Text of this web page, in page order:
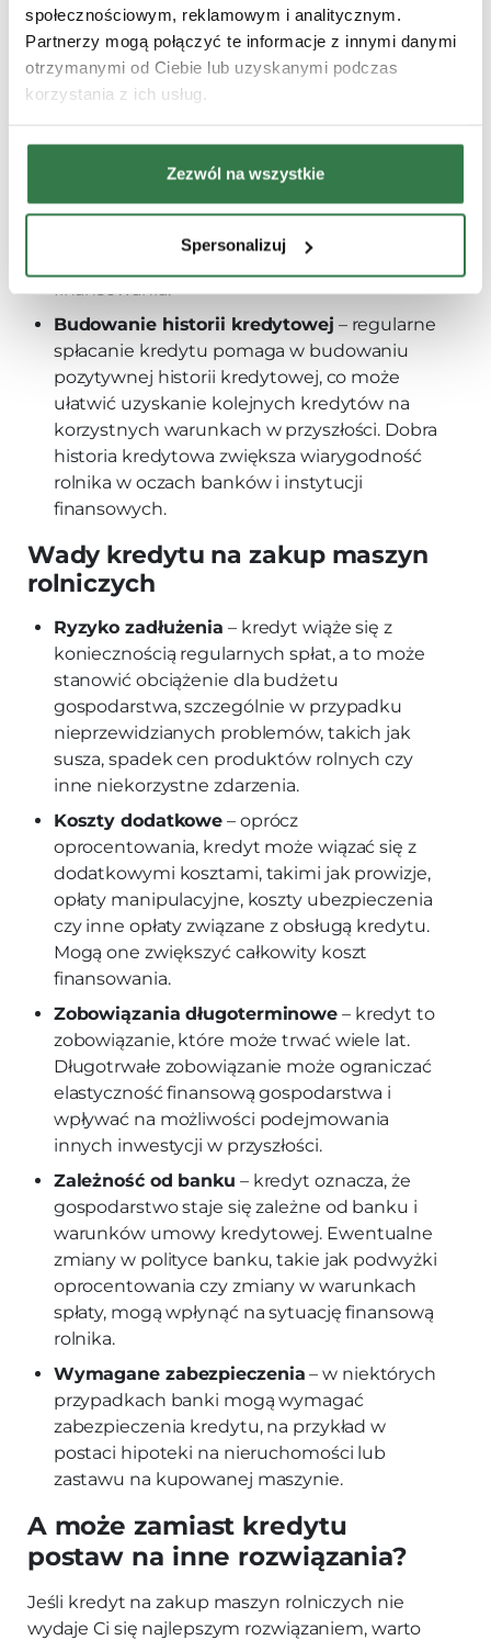
społecznościowym, reklamowym i analitycznym.
Partnerzy mogą połączyć te informacje z innymi danymi
otrzymanymi od Ciebie lub uzyskanymi podczas
korzystania z ich usług.
Zezwól na wszystkie
Spersonalizuj
kredytowe dla rolników, w tym niższe
oprocentowanie, elastyczne warunki spłaty
oraz możliwość dostosowania
harmonogramu spłat do sezonowości
– w przypadku kredytów na
zakup maszyn rolniczych często można
skorzystać z różnych programów
Budowanie historii kredytowej – regularne
spłacanie kredytu pomaga w budowaniu
pozytywnej historii kredytowej, co może
ułatwić uzyskanie kolejnych kredytów na
korzystnych warunkach w przyszłości. Dobra
historia kredytowa zwiększa wiarygodność
rolnika w oczach banków i instytucji
finansowych.
Wady kredytu na zakup maszyn
rolniczych
Ryzyko zadłużenia – kredyt wiąże się z
koniecznością regularnych spłat, a to może
stanowić obciążenie dla budżetu
gospodarstwa, szczególnie w przypadku
nieprzewidzianych problemów, takich jak
susza, spadek cen produktów rolnych czy
inne niekorzystne zdarzenia.
Koszty dodatkowe – oprócz
oprocentowania, kredyt może wiązać się z
dodatkowymi kosztami, takimi jak prowizje,
opłaty manipulacyjne, koszty ubezpieczenia
czy inne opłaty związane z obsługą kredytu.
Mogą one zwiększyć całkowity koszt
finansowania.
Zobowiązania długoterminowe – kredyt to
zobowiązanie, które może trwać wiele lat.
Długotrwałe zobowiązanie może ograniczać
elastyczność finansową gospodarstwa i
wpływać na możliwości podejmowania
innych inwestycji w przyszłości.
Zależność od banku – kredyt oznacza, że
gospodarstwo staje się zależne od banku i
warunków umowy kredytowej. Ewentualne
zmiany w polityce banku, takie jak podwyżki
oprocentowania czy zmiany w warunkach
spłaty, mogą wpłynąć na sytuację finansową
rolnika.
Wymagane zabezpieczenia – w niektórych
przypadkach banki mogą wymagać
zabezpieczenia kredytu, na przykład w
postaci hipoteki na nieruchomości lub
zastawu na kupowanej maszynie.
A może zamiast kredytu
postaw na inne rozwiązania?
Jeśli kredyt na zakup maszyn rolniczych nie
wydaje Ci się najlepszym rozwiązaniem, warto